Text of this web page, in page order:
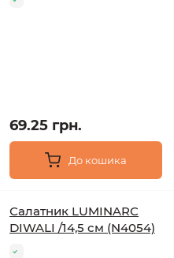
69.25 грн.
До кошика
Салатник LUMINARC
DIWALI /14,5 см (N4054)